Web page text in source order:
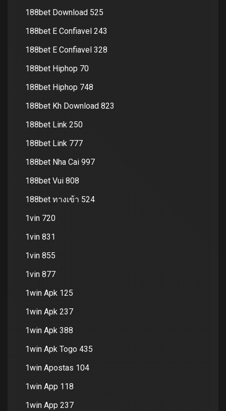
188bet Download 525
188bet E Confiavel 243
188bet E Confiavel 328
188bet Hiphop 70
188bet Hiphop 748
188bet Kh Download 823
188bet Link 250
188bet Link 777
188bet Nha Cai 997
188bet Vui 808
188bet ทางเข้า 524
1vin 720
1vin 831
1vin 855
1vin 877
1win Apk 125
1win Apk 237
1win Apk 388
1win Apk Togo 435
1win Apostas 104
1win App 118
1win App 237